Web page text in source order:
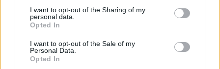
not limited to your visit or usage behaviour. You may click to
grant or deny consent to Google and its third-party tags to
use your data for below specified purposes in below Google
consent section.
I want to opt-out of the Sharing of my
personal data.
Opted In
I want to opt-out of the Sale of my
Personal Data.
Opted In